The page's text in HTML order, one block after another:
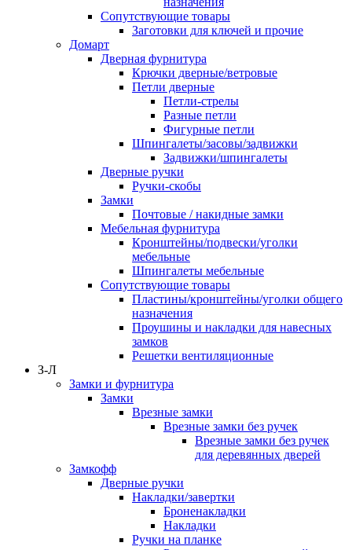
Сопутствующие товары
Заготовки для ключей и прочие
Домарт
Дверная фурнитура
Крючки дверные/ветровые
Петли дверные
Петли-стрелы
Разные петли
Фигурные петли
Шпингалеты/засовы/задвижки
Задвижки/шпингалеты
Дверные ручки
Ручки-скобы
Замки
Почтовые / накидные замки
Мебельная фурнитура
Кронштейны/подвески/уголки
мебельные
Шпингалеты мебельные
Сопутствующие товары
Пластины/кронштейны/уголки общего
назначения
Проушины и накладки для навесных
замков
Решетки вентиляционные
З-Л
Замки и фурнитура
Замки
Врезные замки
Врезные замки без ручек
Врезные замки без ручек
для деревянных дверей
Замкофф
Дверные ручки
Накладки/завертки
Броненакладки
Накладки
Ручки на планке